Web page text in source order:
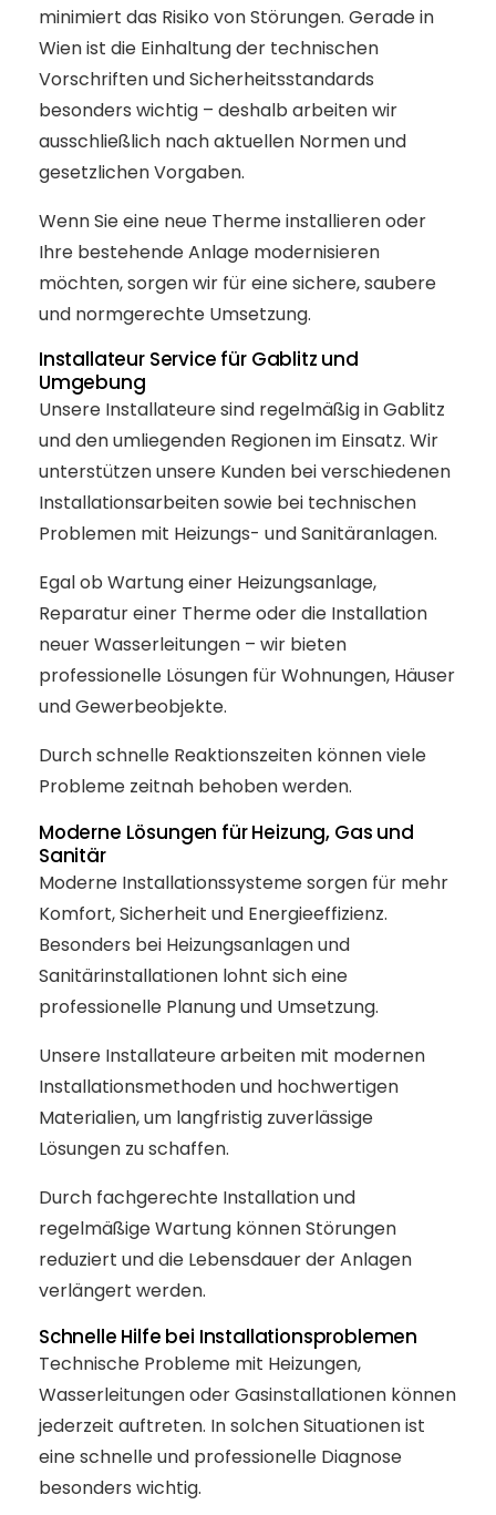
minimiert das Risiko von Störungen. Gerade in
Wien ist die Einhaltung der technischen
Vorschriften und Sicherheitsstandards
besonders wichtig – deshalb arbeiten wir
ausschließlich nach aktuellen Normen und
gesetzlichen Vorgaben.
Wenn Sie eine neue Therme installieren oder
Ihre bestehende Anlage modernisieren
möchten, sorgen wir für eine sichere, saubere
und normgerechte Umsetzung.
Installateur Service für Gablitz und
Umgebung
Unsere Installateure sind regelmäßig in Gablitz
und den umliegenden Regionen im Einsatz. Wir
unterstützen unsere Kunden bei verschiedenen
Installationsarbeiten sowie bei technischen
Problemen mit Heizungs- und Sanitäranlagen.
Egal ob Wartung einer Heizungsanlage,
Reparatur einer Therme oder die Installation
neuer Wasserleitungen – wir bieten
professionelle Lösungen für Wohnungen, Häuser
und Gewerbeobjekte.
Durch schnelle Reaktionszeiten können viele
Probleme zeitnah behoben werden.
Moderne Lösungen für Heizung, Gas und
Sanitär
Moderne Installationssysteme sorgen für mehr
Komfort, Sicherheit und Energieeffizienz.
Besonders bei Heizungsanlagen und
Sanitärinstallationen lohnt sich eine
professionelle Planung und Umsetzung.
Unsere Installateure arbeiten mit modernen
Installationsmethoden und hochwertigen
Materialien, um langfristig zuverlässige
Lösungen zu schaffen.
Durch fachgerechte Installation und
regelmäßige Wartung können Störungen
reduziert und die Lebensdauer der Anlagen
verlängert werden.
Schnelle Hilfe bei Installationsproblemen
Technische Probleme mit Heizungen,
Wasserleitungen oder Gasinstallationen können
jederzeit auftreten. In solchen Situationen ist
eine schnelle und professionelle Diagnose
besonders wichtig.